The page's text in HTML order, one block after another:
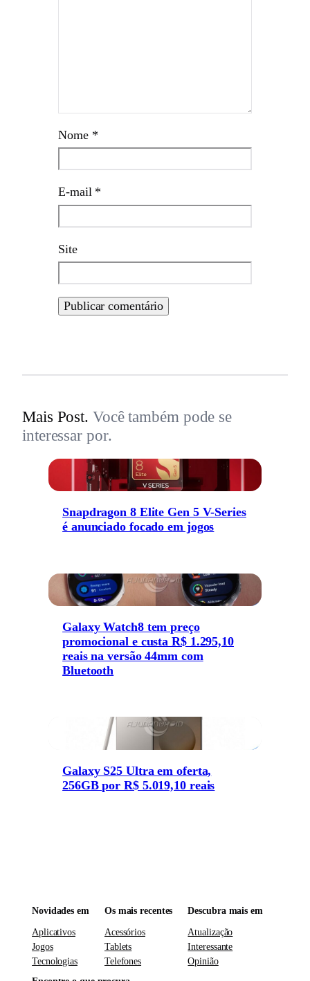
Nome *
E-mail *
Site
Mais Post. Você também pode se
interessar por.
Snapdragon 8 Elite Gen 5 V-Series
é anunciado focado em jogos
Galaxy Watch8 tem preço
promocional e custa R$ 1.295,10
reais na versão 44mm com
Bluetooth
Galaxy S25 Ultra em oferta,
256GB por R$ 5.019,10 reais
Novidades em
Aplicativos
Jogos
Tecnologias
Os mais recentes
Acessórios
Tablets
Telefones
Descubra mais em
Atualização
Interessante
Opinião